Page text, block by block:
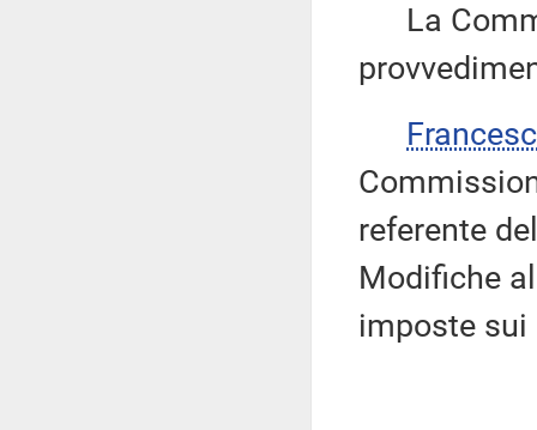
La
referente
Modifiche
imposte sui